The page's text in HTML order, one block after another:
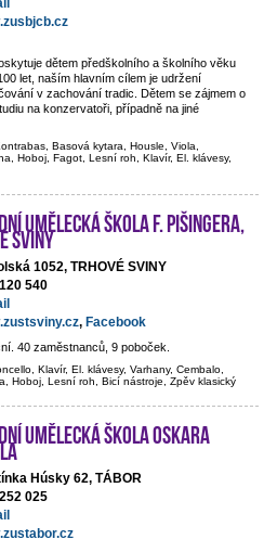
dětem předškolního a školního věku
let, naším hlavním cílem je udržení
v zachování tradic. Dětem se zájmem o
na konzervatoři, případně na jiné
Basová kytara, Housle, Viola,
Hoboj, Fagot, Lesní roh, Klavír, El. klávesy,
umělecká škola F. Pišingera,
Sviny
1052, TRHOVÉ SVINY
540
, Facebook
40 zaměstnanců, 9 poboček.
Klavír, El. klávesy, Varhany, Cembalo,
Hoboj, Lesní roh, Bicí nástroje, Zpěv klasický
umělecká škola Oskara
Húsky 62, TÁBOR
025